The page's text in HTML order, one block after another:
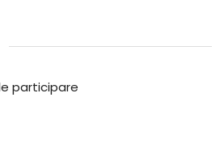
participare